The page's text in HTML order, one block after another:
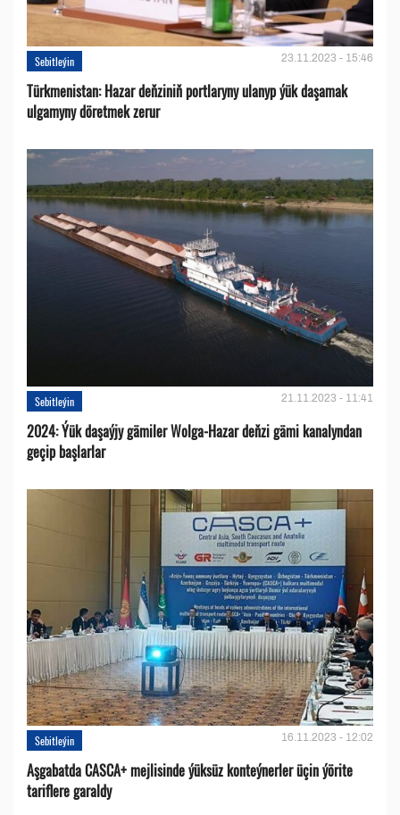
Sebitleýin 23.11.2023 - 15:46
Türkmenistan: Hazar deňziniň portlaryny ulanyp ýük daşamak
ulgamyny döretmek zerur
Sebitleýin 21.11.2023 - 11:41
2024: Ýük daşaýjy gämiler Wolga-Hazar deňzi gämi kanalyndan
geçip başlarlar
Sebitleýin 16.11.2023 - 12:02
Aşgabatda CASCA+ mejlisinde ýüksüz konteýnerler üçin ýörite
tariflere garaldy